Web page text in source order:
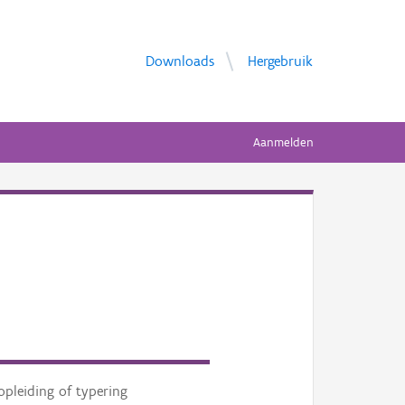
Downloads Hergebruik
Aanmelden
of typering